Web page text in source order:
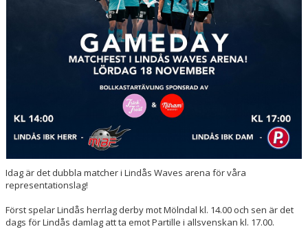
Idag är det dubbla matcher i Lindås Waves arena för våra
representationslag!
Först spelar Lindås herrlag derby mot Mölndal kl. 14.00 och sen är det
dags för Lindås damlag att ta emot Partille i allsvenskan kl. 17.00.